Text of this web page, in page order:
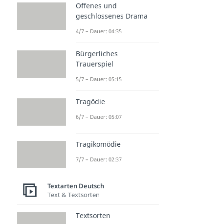
Offenes und
geschlossenes Drama
4/7 – Dauer: 04:35
Bürgerliches
Trauerspiel
5/7 – Dauer: 05:15
Tragödie
6/7 – Dauer: 05:07
Tragikomödie
7/7 – Dauer: 02:37
Textarten Deutsch
Text & Textsorten
Textsorten